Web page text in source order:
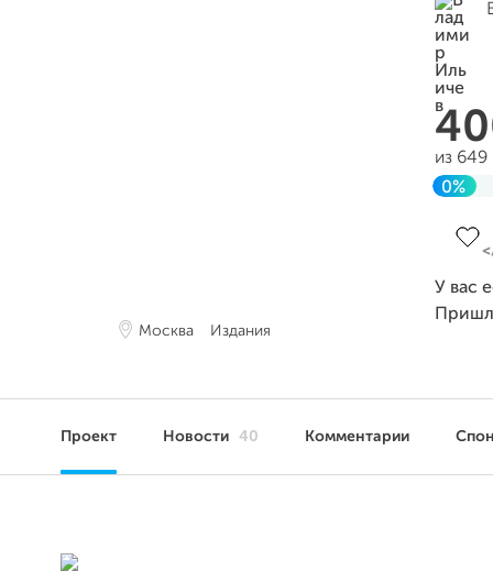
Москва Издания
из 649
0%
У вас
Проект Новости 40 Комментарии